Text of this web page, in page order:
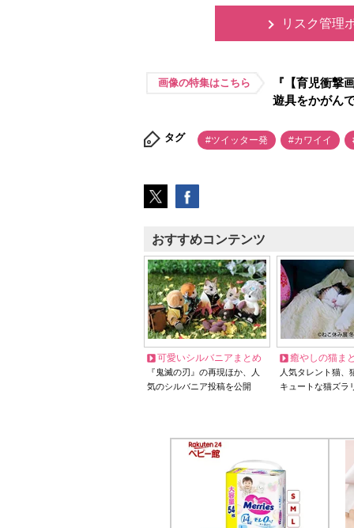
リスク管理
画像の特集はこちら
『【育児衝撃
遊具をかがん
タグ #ツイッター発 #カワイイ
おすすめコンテンツ
可愛いシルバニアまとめ
『鬼滅の刃』の再現ほか、人
気のシルバニア投稿を公開
癒やしの猫ま
人気タレント猫
キュートな猫ズラ